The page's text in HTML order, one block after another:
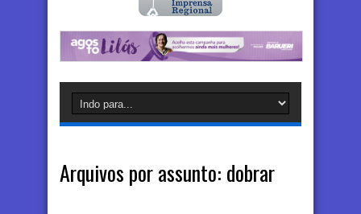
Arquivos por assunto: dobrar